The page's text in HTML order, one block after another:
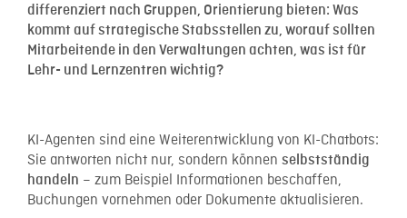
differenziert nach Gruppen, Orientierung bieten: Was
kommt auf strategische Stabsstellen zu, worauf sollten
Mitarbeitende in den Verwaltungen achten, was ist für
Lehr- und Lernzentren wichtig?
KI-Agenten sind eine Weiterentwicklung von KI-Chatbots:
Sie antworten nicht nur, sondern können selbstständig
handeln – zum Beispiel Informationen beschaffen,
Buchungen vornehmen oder Dokumente aktualisieren.